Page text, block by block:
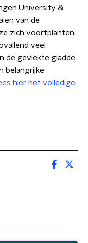
University &
van de
zich voortplanten.
veel
de gevlekte gladde
belangrijke
hier het volledige